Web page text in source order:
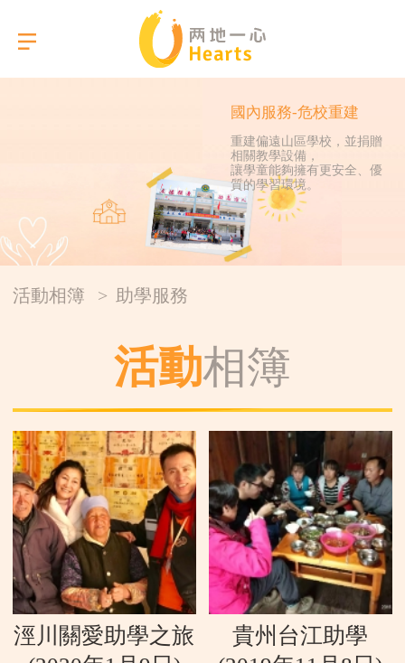
關於我們
本會服務
報告
加入我們
國內服務-危校重建
重建偏遠山區學校，並捐贈
相關教學設備，
讓學童能夠擁有更安全、優
質的學習環境。
活動相簿 > 助學服務
活動相簿
涇川關愛助學之旅
貴州台江助學